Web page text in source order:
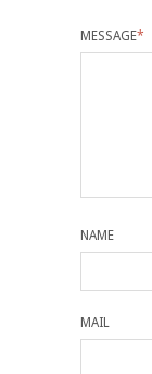
MESSAGE*
NAME
MAIL